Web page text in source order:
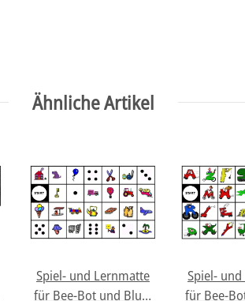
Ähnliche Artikel
Spiel- und Lernmatte
für Bee-Bot und Blue-
Spiel-
für Bee-